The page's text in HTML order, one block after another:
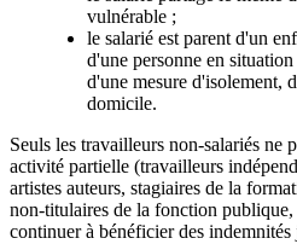
vulnérable ;
le salarié est parent d'un
d'une personne en
d'une mesure d'isolement,
domicile.
Seuls les travailleurs non-salariés ne
activité partielle (travailleurs
artistes auteurs, stagiaires de la
non-titulaires de la fonction
continuer à bénéficier des